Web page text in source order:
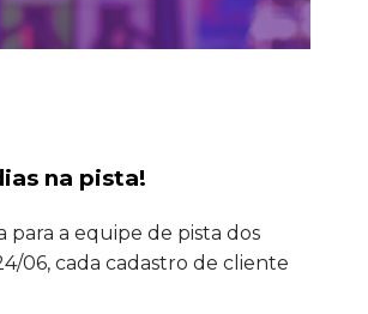
na pista!
para a equipe de pista dos
06, cada cadastro de cliente